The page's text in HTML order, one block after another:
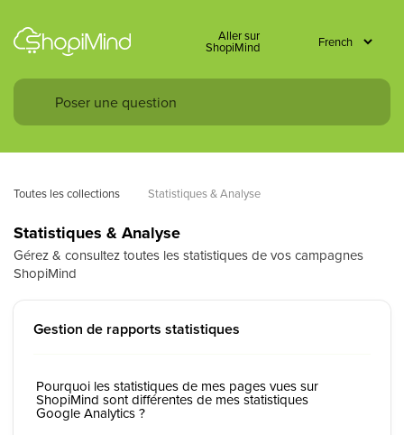
Aller sur
ShopiMind
Toutes les collections Statistiques & Analyse
Statistiques & Analyse
Gérez & consultez toutes les statistiques de vos campagnes
ShopiMind
Gestion de rapports statistiques
Pourquoi les statistiques de mes pages vues sur
ShopiMind sont différentes de mes statistiques
Google Analytics ?